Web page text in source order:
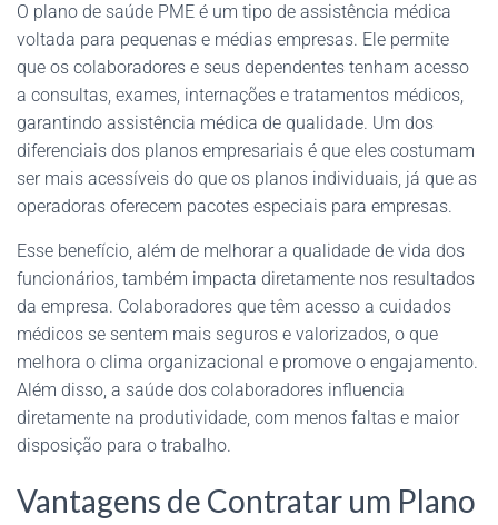
O plano de saúde PME é um tipo de assistência médica
voltada para pequenas e médias empresas. Ele permite
que os colaboradores e seus dependentes tenham acesso
a consultas, exames, internações e tratamentos médicos,
garantindo assistência médica de qualidade. Um dos
diferenciais dos planos empresariais é que eles costumam
ser mais acessíveis do que os planos individuais, já que as
operadoras oferecem pacotes especiais para empresas.
Esse benefício, além de melhorar a qualidade de vida dos
funcionários, também impacta diretamente nos resultados
da empresa. Colaboradores que têm acesso a cuidados
médicos se sentem mais seguros e valorizados, o que
melhora o clima organizacional e promove o engajamento.
Além disso, a saúde dos colaboradores influencia
diretamente na produtividade, com menos faltas e maior
disposição para o trabalho.
Vantagens de Contratar um Plano